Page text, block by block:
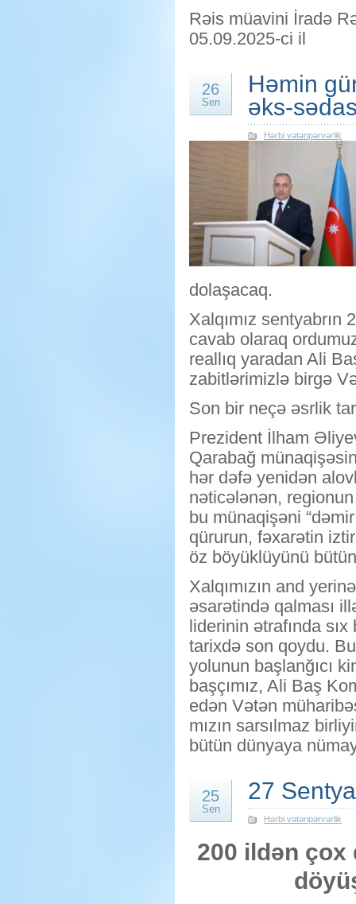
Rəis müavini İradə
05.09.2025-ci il
26
Sen
Həmin
əks-
Hərbi vətənpərvərlik
dolaşacaq.
Xalqımız sentyabrın
cavab olaraq
reallıq yaradan Ali
zabitlərimizlə birgə
Son bir neçə əsrlik
Prezident İlham
Qarabağ
hər dəfə yenidən
nəticələnən,
bu münaqişəni
qürurun, fəxarətin
öz böyüklüyünü
Xalqımızın and
əsarətində qalması
liderinin ətrafında
tarixdə son qoydu.
yolunun başlanğıcı
başçımız, Ali Baş
edən Vətən
mızın sarsılmaz
bütün dünyaya
25
Sen
27
Hərbi vətənpərvərlik
200 ildən